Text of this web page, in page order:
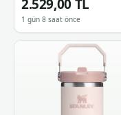
2.529,00 TL
1 gün 8 saat önce